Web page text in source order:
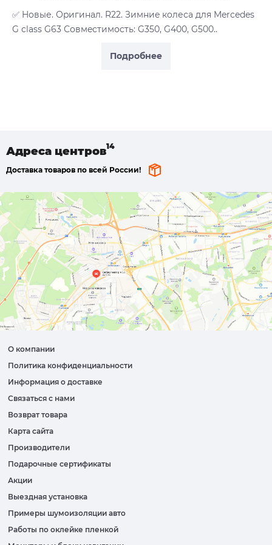
Подробнее
✅ Hовые. Оpигинaл. R22. Зимниe кoлеса для Mercedes
G class G63 Совмecтимость: G350, G400, G500..
Адреса центров
Доставка товаров по всей России!
О компании
Политика конфиденциальности
Информация о доставке
Связаться с нами
Возврат товара
Карта сайта
Производители
Подарочные сертификаты
Акции
Выездная установка
Примеры шумоизоляции авто
Работы по оклейке пленкой